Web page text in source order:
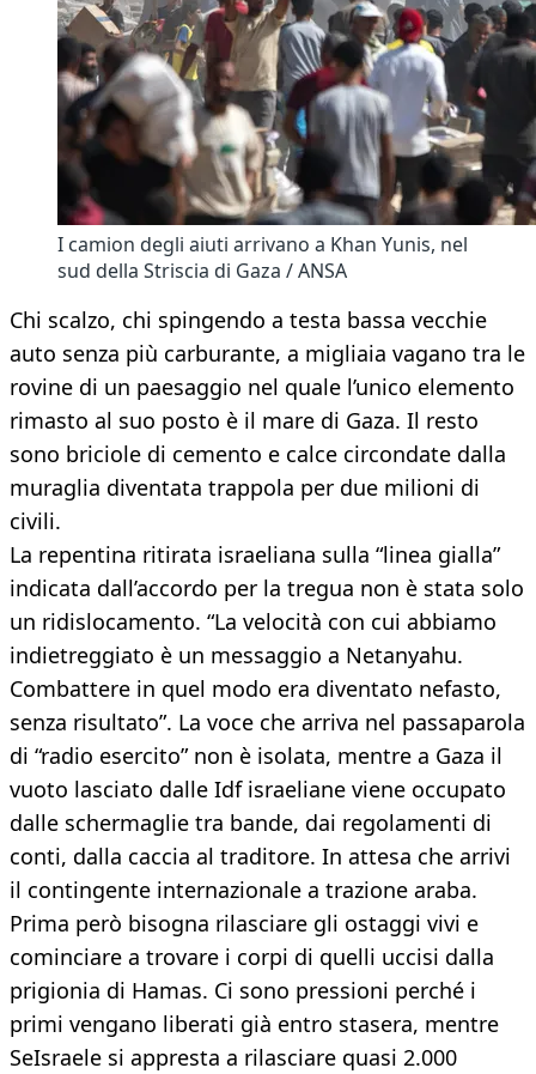
I camion degli aiuti arrivano a Khan Yunis, nel
sud della Striscia di Gaza / ANSA
Chi scalzo, chi spingendo a testa bassa vecchie
auto senza più carburante, a migliaia vagano tra le
rovine di un paesaggio nel quale l’unico elemento
rimasto al suo posto è il mare di Gaza. Il resto
sono briciole di cemento e calce circondate dalla
muraglia diventata trappola per due milioni di
civili.
La repentina ritirata israeliana sulla “linea gialla”
indicata dall’accordo per la tregua non è stata solo
un ridislocamento. “La velocità con cui abbiamo
indietreggiato è un messaggio a Netanyahu.
Combattere in quel modo era diventato nefasto,
senza risultato”. La voce che arriva nel passaparola
di “radio esercito” non è isolata, mentre a Gaza il
vuoto lasciato dalle Idf israeliane viene occupato
dalle schermaglie tra bande, dai regolamenti di
conti, dalla caccia al traditore. In attesa che arrivi
il contingente internazionale a trazione araba.
Prima però bisogna rilasciare gli ostaggi vivi e
cominciare a trovare i corpi di quelli uccisi dalla
prigionia di Hamas. Ci sono pressioni perché i
primi vengano liberati già entro stasera, mentre
SeIsraele si appresta a rilasciare quasi 2.000